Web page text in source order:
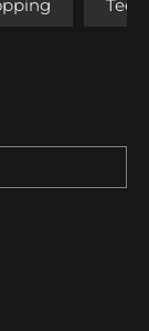
Tee